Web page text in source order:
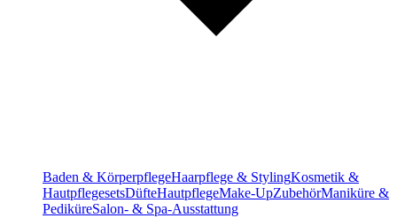
Baden & KörperpflegeHaarpflege & StylingKosmetik &
HautpflegesetsDüfteHautpflegeMake-UpZubehörManiküre &
PediküreSalon- & Spa-Ausstattung